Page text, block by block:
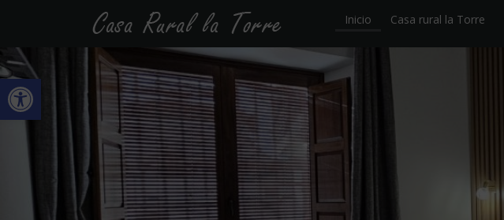
Abrir barra de herramientas
Inicio Casa rural la Torre